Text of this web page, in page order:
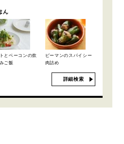
ん
とベーコンの炊
ご飯
ピーマンのスパイシー
肉詰め
詳細検索